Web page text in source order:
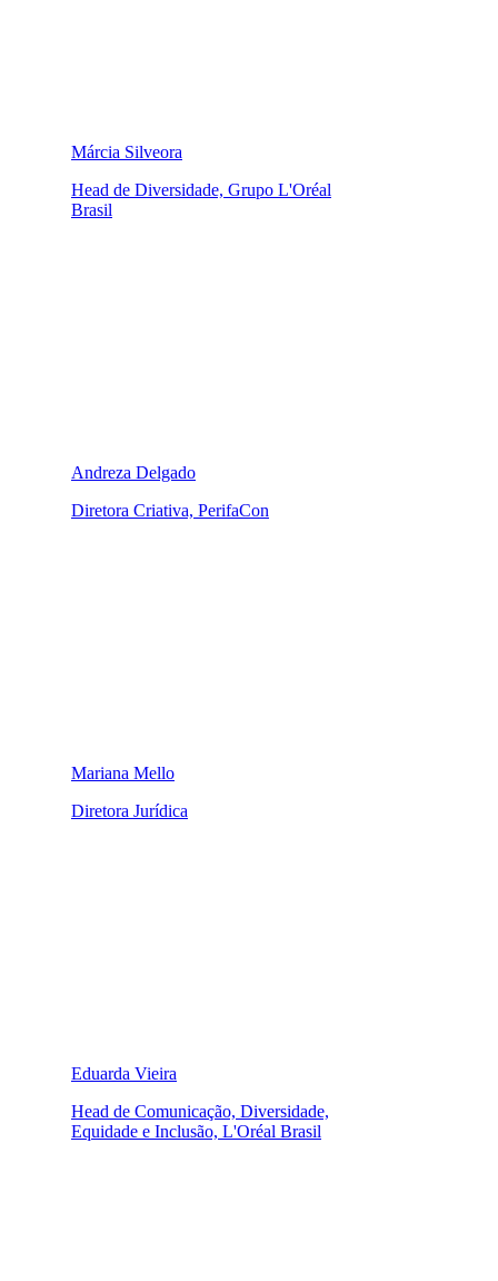
Márcia Silveora
Head de Diversidade, Grupo L'Oréal
Brasil
Andreza Delgado
Diretora Criativa, PerifaCon
Mariana Mello
Diretora Jurídica
Eduarda Vieira
Head de Comunicação, Diversidade,
Equidade e Inclusão, L'Oréal Brasil